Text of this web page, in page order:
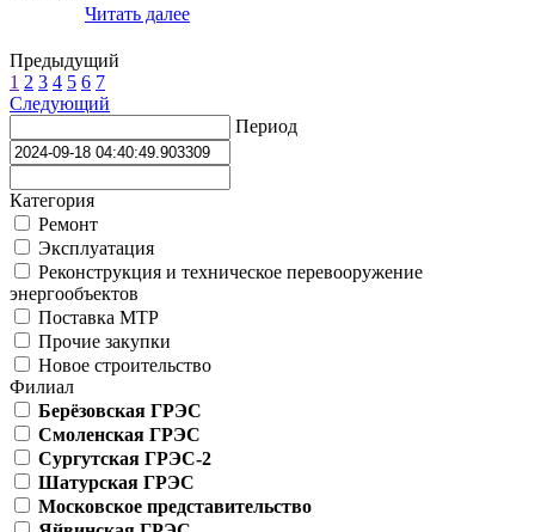
Читать далее
Предыдущий
1 2 3 4 5 6 7
Следующий
Период
Категория
Ремонт
Эксплуатация
Реконструкция и техническое перевооружение
энергообъектов
Поставка МТР
Прочие закупки
Новое строительство
Филиал
Берёзовская ГРЭС
Смоленская ГРЭС
Сургутская ГРЭС-2
Шатурская ГРЭС
Московское представительство